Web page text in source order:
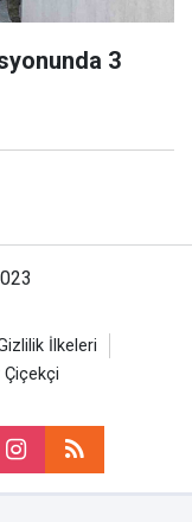
3
İlkeleri
Çiçekçi